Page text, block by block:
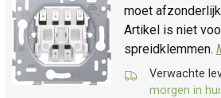
moet
Artikel is niet
spreidklemmen.
Verwachte
morgen in